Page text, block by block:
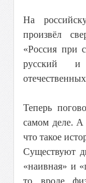
На
произвёл
«Россия при
русский и
Теперь
самом деле. А
что такое
Существуют
«наивная» и
то вроде